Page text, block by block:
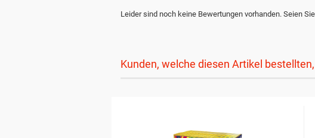
Leider sind noch keine Bewertungen vorhanden. Seien
Kunden, welche diesen Artikel